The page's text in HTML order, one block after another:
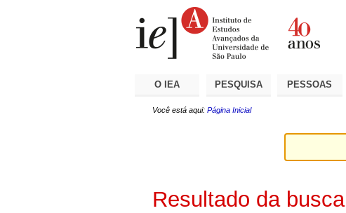
O IEA PESQUISA PESSOAS
Você está aqui: Página Inicial
Resultado da busca